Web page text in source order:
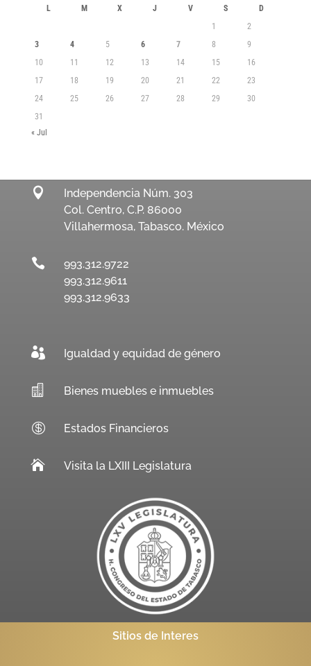
L M X J V S
D
1
2
3
4 5 6 7 8
9
10
11 12 13 14 15
16
17
18 19 20 21 22
23
24
25 26 27 28 29
30
31
« Jul

Independencia Núm. 303
Col. Centro, C.P. 86000
Villahermosa, Tabasco. México

993.312.9722
993.312.9611
993.312.9633
 Igualdad y equidad de género
 Bienes muebles e inmuebles
 Estados Financieros
 Visita la LXIII Legislatura
Sitios de Interes